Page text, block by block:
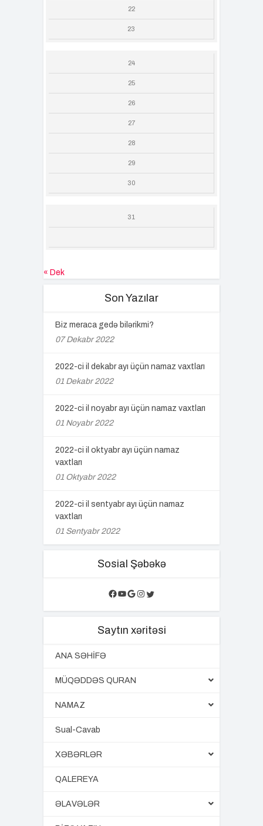
22
23
24
25
26
27
28
29
30
31
« Dek
Son Yazılar
Biz meraca gedə bilərikmi?
07 Dekabr 2022
2022-ci il dekabr ayı üçün namaz vaxtları
01 Dekabr 2022
2022-ci il noyabr ayı üçün namaz vaxtları
01 Noyabr 2022
2022-ci il oktyabr ayı üçün namaz
vaxtları
01 Oktyabr 2022
2022-ci il sentyabr ayı üçün namaz
vaxtları
01 Sentyabr 2022
Sosial Şəbəkə
Facebook
YouTube
Google
Instagram
Twitter
Saytın xəritəsi
ANA SƏHİFƏ
MÜQƏDDƏS QURAN
NAMAZ
Sual-Cavab
XƏBƏRLƏR
QALEREYA
ƏLAVƏLƏR